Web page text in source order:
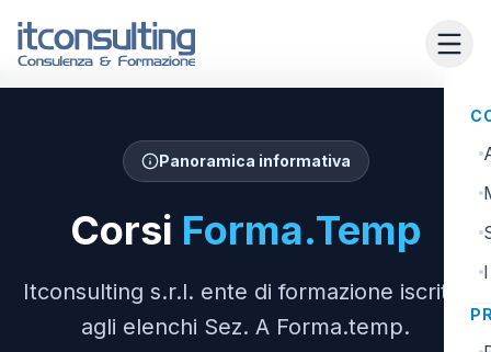
Panoramica informativa
Corsi Forma.Temp
Itconsulting s.r.l. ente di formazione iscritto
agli elenchi Sez. A Forma.temp.